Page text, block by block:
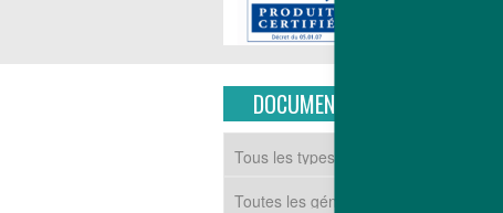
DOCUMENTS TÉLÉCHARGEABLES